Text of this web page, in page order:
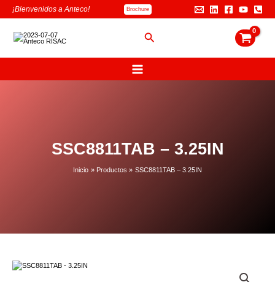
¡Bienvenidos a Anteco! Brochure
Buscar
SSC8811TAB – 3.25IN
Inicio Productos SSC8811TAB – 3.25IN
B
u
s
c
a
SSC8811TAB